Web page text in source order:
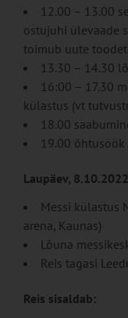
12.00 – 13.00
ostujuhi ülevaade
toimub uute
13.30 – 14.30
16:00 – 17.30
külastus (vt
18.00
19.00 õhtusöök
Laupäev, 8.10.2022
Messi külastus
arena, Kaunas)
Lõuna
Reis tagasi
Reis sisaldab: